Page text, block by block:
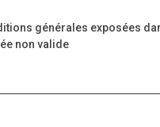
générales exposées
non valide